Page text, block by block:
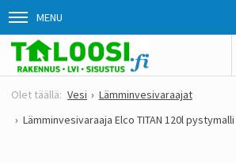
MENU
Vesi
Lämminvesivaraajat
Lämminvesivaraaja Elco TITAN 120l pystymalli